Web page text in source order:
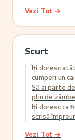
Vezi Tot →
Scurt
Îți doresc
cumperi un
Să ai parte
plin de
Iți doresc ca
scrisă
Vezi Tot →